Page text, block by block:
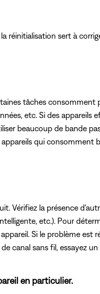
la réinitialisation sert à
tâches consomment
etc. Si des appareils
beaucoup de bande
qui consomment
Vérifiez la présence
etc.). Pour
Si le problème est
canal sans fil, essayez
en particulier.